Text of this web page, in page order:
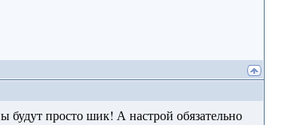
будут просто шик! А настрой обязательно